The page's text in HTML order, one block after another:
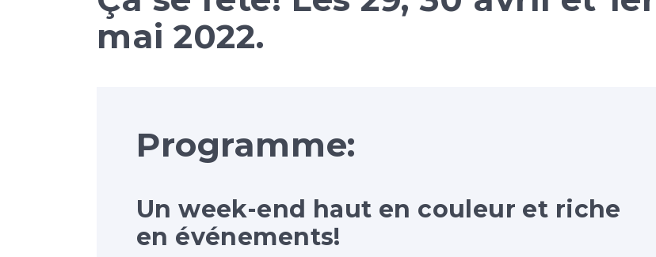
mai 2022.
Programme:
Un week-end haut en couleur et riche
en événements!